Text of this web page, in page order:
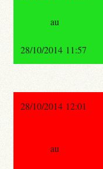
au
28/10/2014 11:57
28/10/2014 12:01
au